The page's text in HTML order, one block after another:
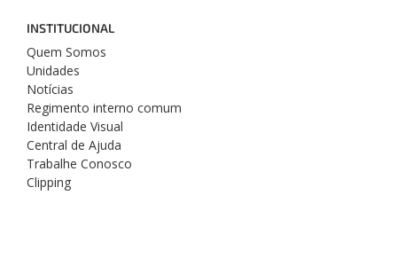
INSTITUCIONAL
Quem Somos
Unidades
Notícias
Regimento interno comum
Identidade Visual
Central de Ajuda
Trabalhe Conosco
Clipping